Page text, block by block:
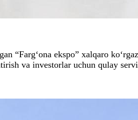
“Farg‘ona ekspo” xalqaro
va investorlar uchun qulay